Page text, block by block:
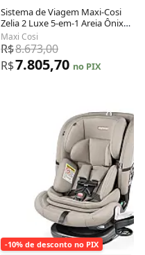
Sistema de Viagem Maxi-Cosi
Zelia 2 Luxe 5-em-1 Areia Ônix
com Cadeirinha Bebê
Maxi Cosi
R$8.673,00
R$7.805,70 no PIX
-10% de desconto no PIX
Adicionar ao carrinho